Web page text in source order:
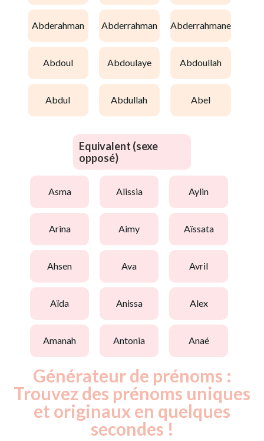
abderahman abderrahman abderrahmane
abdoul abdoulaye abdoullah
abdul abdullah abel
Equivalent (sexe
opposé)
asma alissia aylin
arina aimy aïssata
ahsen ava avril
aïda anissa alex
amanah antonia anaé
Générateur de prénoms :
Trouvez des prénoms uniques
et originaux en quelques
secondes !